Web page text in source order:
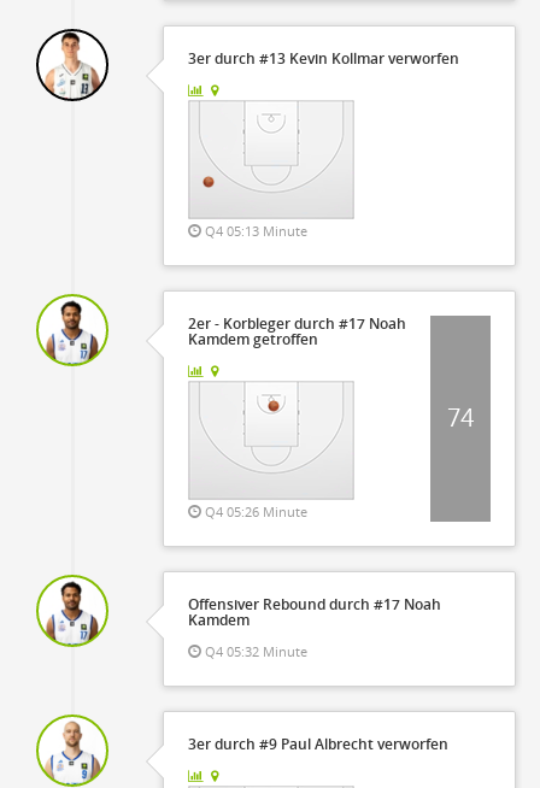
3er durch #13 Kevin Kollmar verworfen
Q4 05:13 Minute
2er - Korbleger durch #17 Noah
Kamdem getroffen
Q4 05:26 Minute
74
Offensiver Rebound durch #17 Noah
Kamdem
Q4 05:32 Minute
3er durch #9 Paul Albrecht verworfen